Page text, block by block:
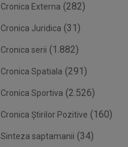
Cronica Externa (282)
Cronica Juridica (31)
Cronica serii (1.882)
Cronica Spatiala (291)
Cronica Sportiva (2.526)
Cronica Știrilor Pozitive (160)
Sinteza saptamanii (34)